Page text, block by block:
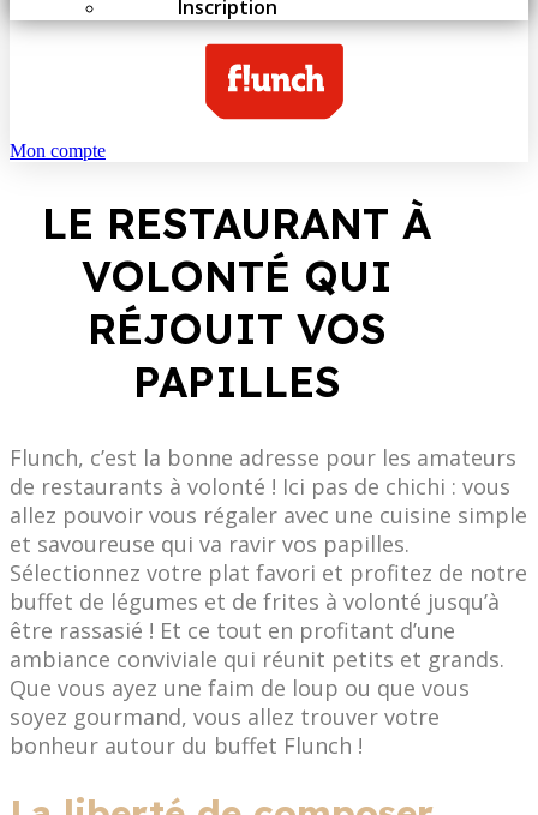
Inscription
Mon compte
LE RESTAURANT À
VOLONTÉ QUI
RÉJOUIT VOS
PAPILLES
Flunch, c’est la bonne adresse pour les amateurs
de restaurants à volonté ! Ici pas de chichi : vous
allez pouvoir vous régaler avec une cuisine simple
et savoureuse qui va ravir vos papilles.
Sélectionnez votre plat favori et profitez de notre
buffet de légumes et de frites à volonté jusqu’à
être rassasié ! Et ce tout en profitant d’une
ambiance conviviale qui réunit petits et grands.
Que vous ayez une faim de loup ou que vous
soyez gourmand, vous allez trouver votre
bonheur autour du buffet Flunch !